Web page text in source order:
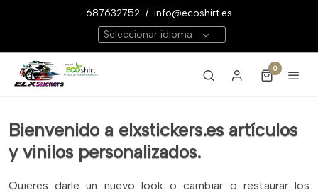
687632752 / info@ecoshirt.es
Seleccionar idioma
0
Bienvenido a elxstickers.es artículos
y vinilos personalizados.
Quieres darle un nuevo look o cambiar o restaurar los